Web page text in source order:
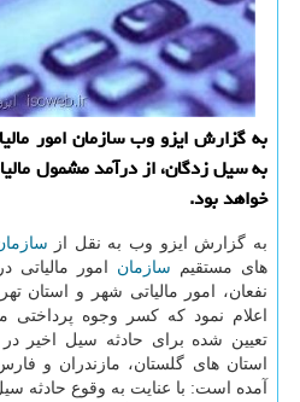
به گزارش ایزو وب سازمان امور
خواهد بود.
به گزارش ایزو وب به نقل از
های مستقیم سازمان امور مالیاتی
نفعان، امور مالیاتی شهر و استان
اعلام نمود كه كسر وجوه پرداختی
تعیین شده برای حادثه سیل اخیر
استان های گلستان، مازندران و
آمده است: با عنایت به وقوع حادثه